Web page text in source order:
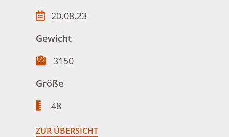
20.08.23
Gewicht
3150
Größe
48
ZUR ÜBERSICHT